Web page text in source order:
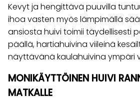
Kevyt ja hengittävä puuvilla
ihoa vasten myös lämpimällä
ansiosta huivi toimii täydellisesti
päällä, hartiahuivina viileinä
näyttävänä kaulahuivina ympäri
MONIKÄYTTÖINEN HUIVI
MATKALLE